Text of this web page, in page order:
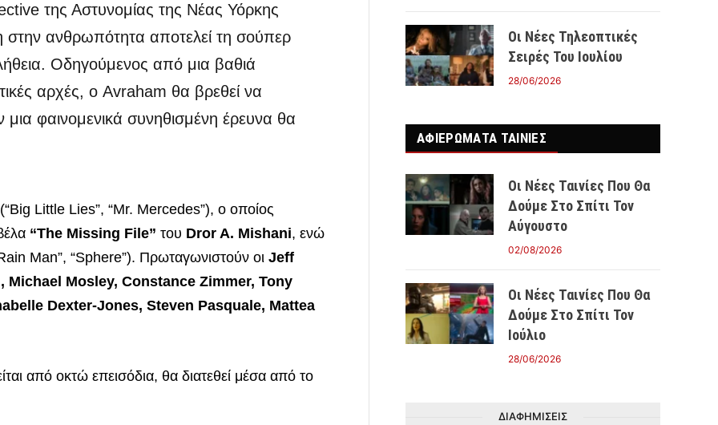
της Αστυνομίας της Νέας Υόρκης
ανθρωπότητα αποτελεί τη σούπερ
Οδηγούμενος από μια βαθιά
αρχές, ο Avraham θα βρεθεί να
φαινομενικά συνηθισμένη έρευνα θα
Little Lies”, “Mr. Mercedes”), ο οποίος
“The Missing File” του Dror A. Mishani, ενώ
Man”, “Sphere”). Πρωταγωνιστούν οι Jeff
Mosley, Constance Zimmer, Tony
Dexter-Jones, Steven Pasquale, Mattea
από οκτώ επεισόδια, θα διατεθεί μέσα από το
Οι Νέες Τηλεοπτικές
Σειρές Του Ιουλίου
28/06/2026
ΑΦΙΕΡΩΜΑΤΑ ΤΑΙΝΊΕΣ
Οι Νέες Ταινίες Που Θα
Δούμε Στο Σπίτι Τον
Αύγουστο
02/08/2026
Οι Νέες Ταινίες Που Θα
Δούμε Στο Σπίτι Τον
Ιούλιο
28/06/2026
ΔΙΑΦΗΜΙΣΕΙΣ